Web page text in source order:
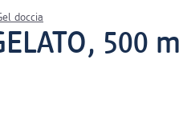
doccia
500